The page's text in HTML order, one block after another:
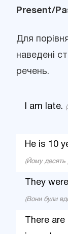
Present/
Для
наведені
речень.
I am late.
He is 10
(Йому десять
They
(Вони були
There